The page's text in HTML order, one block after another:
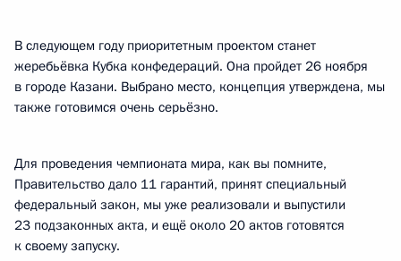
В следующем году приоритетным проектом станет
жеребьёвка Кубка конфедераций. Она пройдет 26 ноября
в городе Казани. Выбрано место, концепция утверждена, мы
также готовимся очень серьёзно.
Для проведения чемпионата мира, как вы помните,
Правительство дало 11 гарантий, принят специальный
федеральный закон, мы уже реализовали и выпустили
23 подзаконных акта, и ещё около 20 актов готовятся
к своему запуску.